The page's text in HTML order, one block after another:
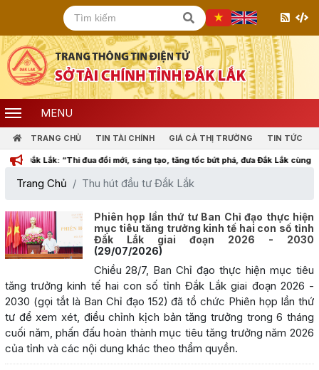
MENU
TRANG CHỦ TIN TÀI CHÍNH GIÁ CẢ THỊ TRƯỜNG TIN TỨC
Lắk: “Thi đua đổi mới, sáng tạo, tăng tốc bứt phá, đưa Đắk Lắk cùng cả
Trang Chủ Thu hút đầu tư Đắk Lắk
Phiên họp lần thứ tư Ban Chỉ đạo thực hiện
mục tiêu tăng trưởng kinh tế hai con số tỉnh
Đắk Lắk giai đoạn 2026 - 2030
(29/07/2026)
Chiều 28/7, Ban Chỉ đạo thực hiện mục tiêu
tăng trưởng kinh tế hai con số tỉnh Đắk Lắk giai đoạn 2026 -
2030 (gọi tắt là Ban Chỉ đạo 152) đã tổ chức Phiên họp lần thứ
tư để xem xét, điều chỉnh kịch bản tăng trưởng trong 6 tháng
cuối năm, phấn đấu hoàn thành mục tiêu tăng trưởng năm 2026
của tỉnh và các nội dung khác theo thẩm quyền.